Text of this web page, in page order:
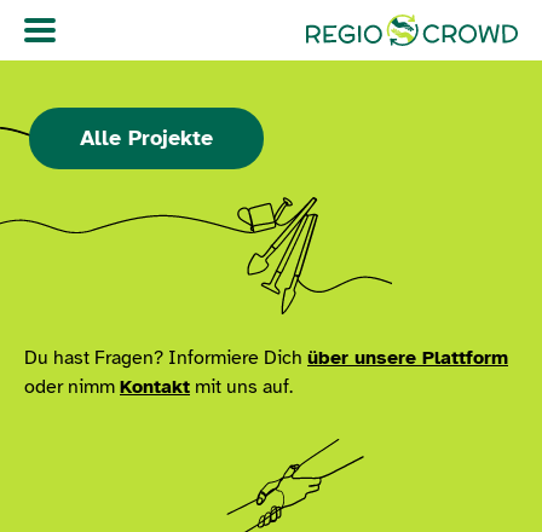
Navigation überspringen
Alle Projekte
Du hast Fragen? Informiere Dich über unsere Plattform
oder nimm Kontakt mit uns auf.